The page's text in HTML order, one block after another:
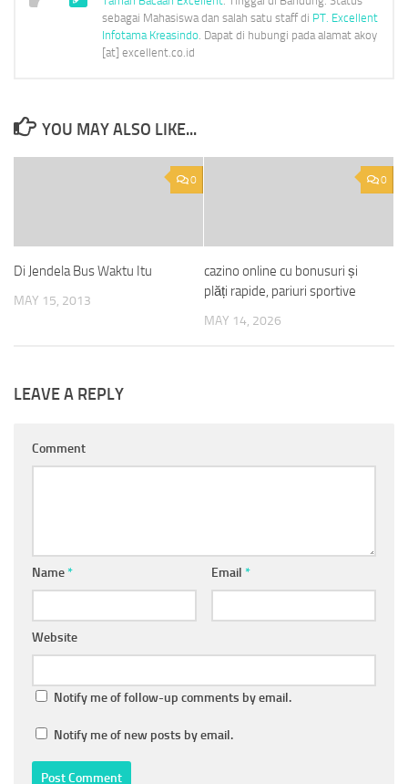
sebagai Mahasiswa dan salah satu staff di PT. Excellent
Infotama Kreasindo. Dapat di hubungi pada alamat akoy
[at] excellent.co.id
YOU MAY ALSO LIKE...
0
Di Jendela Bus Waktu Itu
MAY 15, 2013
0
cazino online cu bonusuri și
plăți rapide, pariuri sportive
MAY 14, 2026
LEAVE A REPLY
Comment
Name* Email *
Website
Notify me of follow-up comments by email.
Notify me of new posts by email.